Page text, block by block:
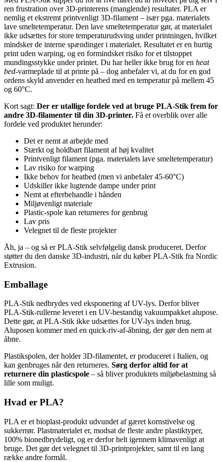
ren frustration over 3D-printerens (manglende) resultater. PLA er
nemlig et ekstremt printvenligt 3D-filament – især pga. materialets
lave smeltetemperatur. Den lave smeltetemperatur gør, at materialet
ikke udsættes for store temperaturudsving under printningen, hvilket
mindsker de interne spændinger i materialet. Resultatet er en hurtig
print uden warping, og en formindsket risiko for et tilstoppet
mundingsstykke under printet. Du har heller ikke brug for en heat
bed-varmeplade til at printe på – dog anbefaler vi, at du for en god
ordens skyld anvender en heatbed med en temperatur på mellem 45
og 60°C.
Kort sagt: Der er utallige fordele ved at bruge PLA-Stik frem for
andre 3D-filamenter til din 3D-printer. Få et overblik over alle
fordele ved produktet herunder:
Det er nemt at arbejde med
Stærkt og holdbart filament af høj kvalitet
Printvenligt filament (pga. materialets lave smeltetemperatur)
Lav risiko for warping
Ikke behov for heatbed (men vi anbefaler 45-60°C)
Udskiller ikke lugtende dampe under print
Nemt at efterbehandle i hånden
Miljøvenligt materiale
Plastic-spole kan returneres for genbrug
Lav pris
Velegnet til de fleste projekter
Åh, ja – og så er PLA-Stik selvfølgelig dansk produceret. Derfor
støtter du den danske 3D-industri, når du køber PLA-Stik fra Nordic
Extrusion.
Emballage
PLA-Stik nedbrydes ved eksponering af UV-lys. Derfor bliver
PLA-Stik-rullerne leveret i en UV-bestandig vakuumpakket alupose.
Dette gør, at PLA-Stik ikke udsættes for UV-lys inden brug.
Aluposen kommer med en quick-riv-af-åbning, der gør den nem at
åbne.
Plastikspolen, der holder 3D-filamentet, er produceret i Italien, og
kan genbruges når den returneres. Sørg derfor altid for at
returnere din plasticspole – så bliver produktets miljøbelastning så
lille som muligt.
Hvad er PLA?
PLA er et bioplast-produkt udvundet af gæret kornstivelse og
sukkerrør. Plastmaterialet er, modsat de fleste andre plastiktyper,
100% bionedbrydeligt, og er derfor helt igennem klimavenligt at
bruge. Det gør det velegnet til 3D-printprojekter, samt til en lang
række andre formål.